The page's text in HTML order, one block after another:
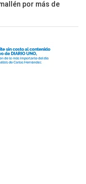
por más de